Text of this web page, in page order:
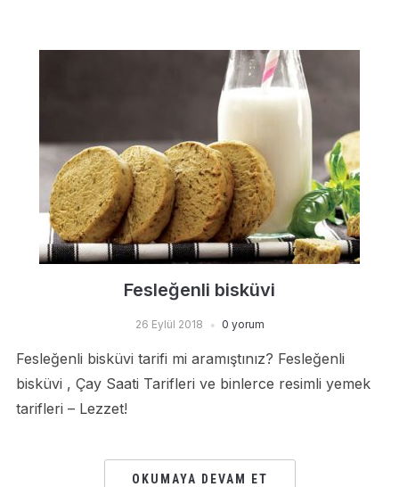
Fesleğenli bisküvi
26 Eylül 2018 0 yorum
Fesleğenli bisküvi tarifi mi aramıştınız? Fesleğenli
bisküvi , Çay Saati Tarifleri ve binlerce resimli yemek
tarifleri – Lezzet!
OKUMAYA DEVAM ET